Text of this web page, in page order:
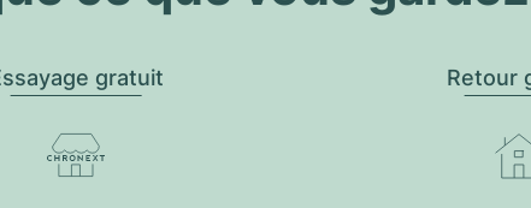
gratuit Retour